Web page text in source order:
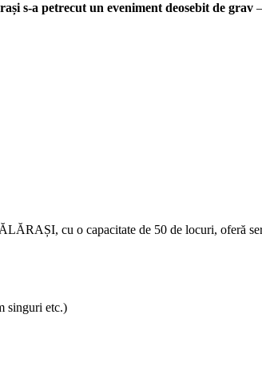
s-a petrecut un eveniment deosebit de grav –
cu o capacitate de 50 de locuri, oferă
singuri etc.)